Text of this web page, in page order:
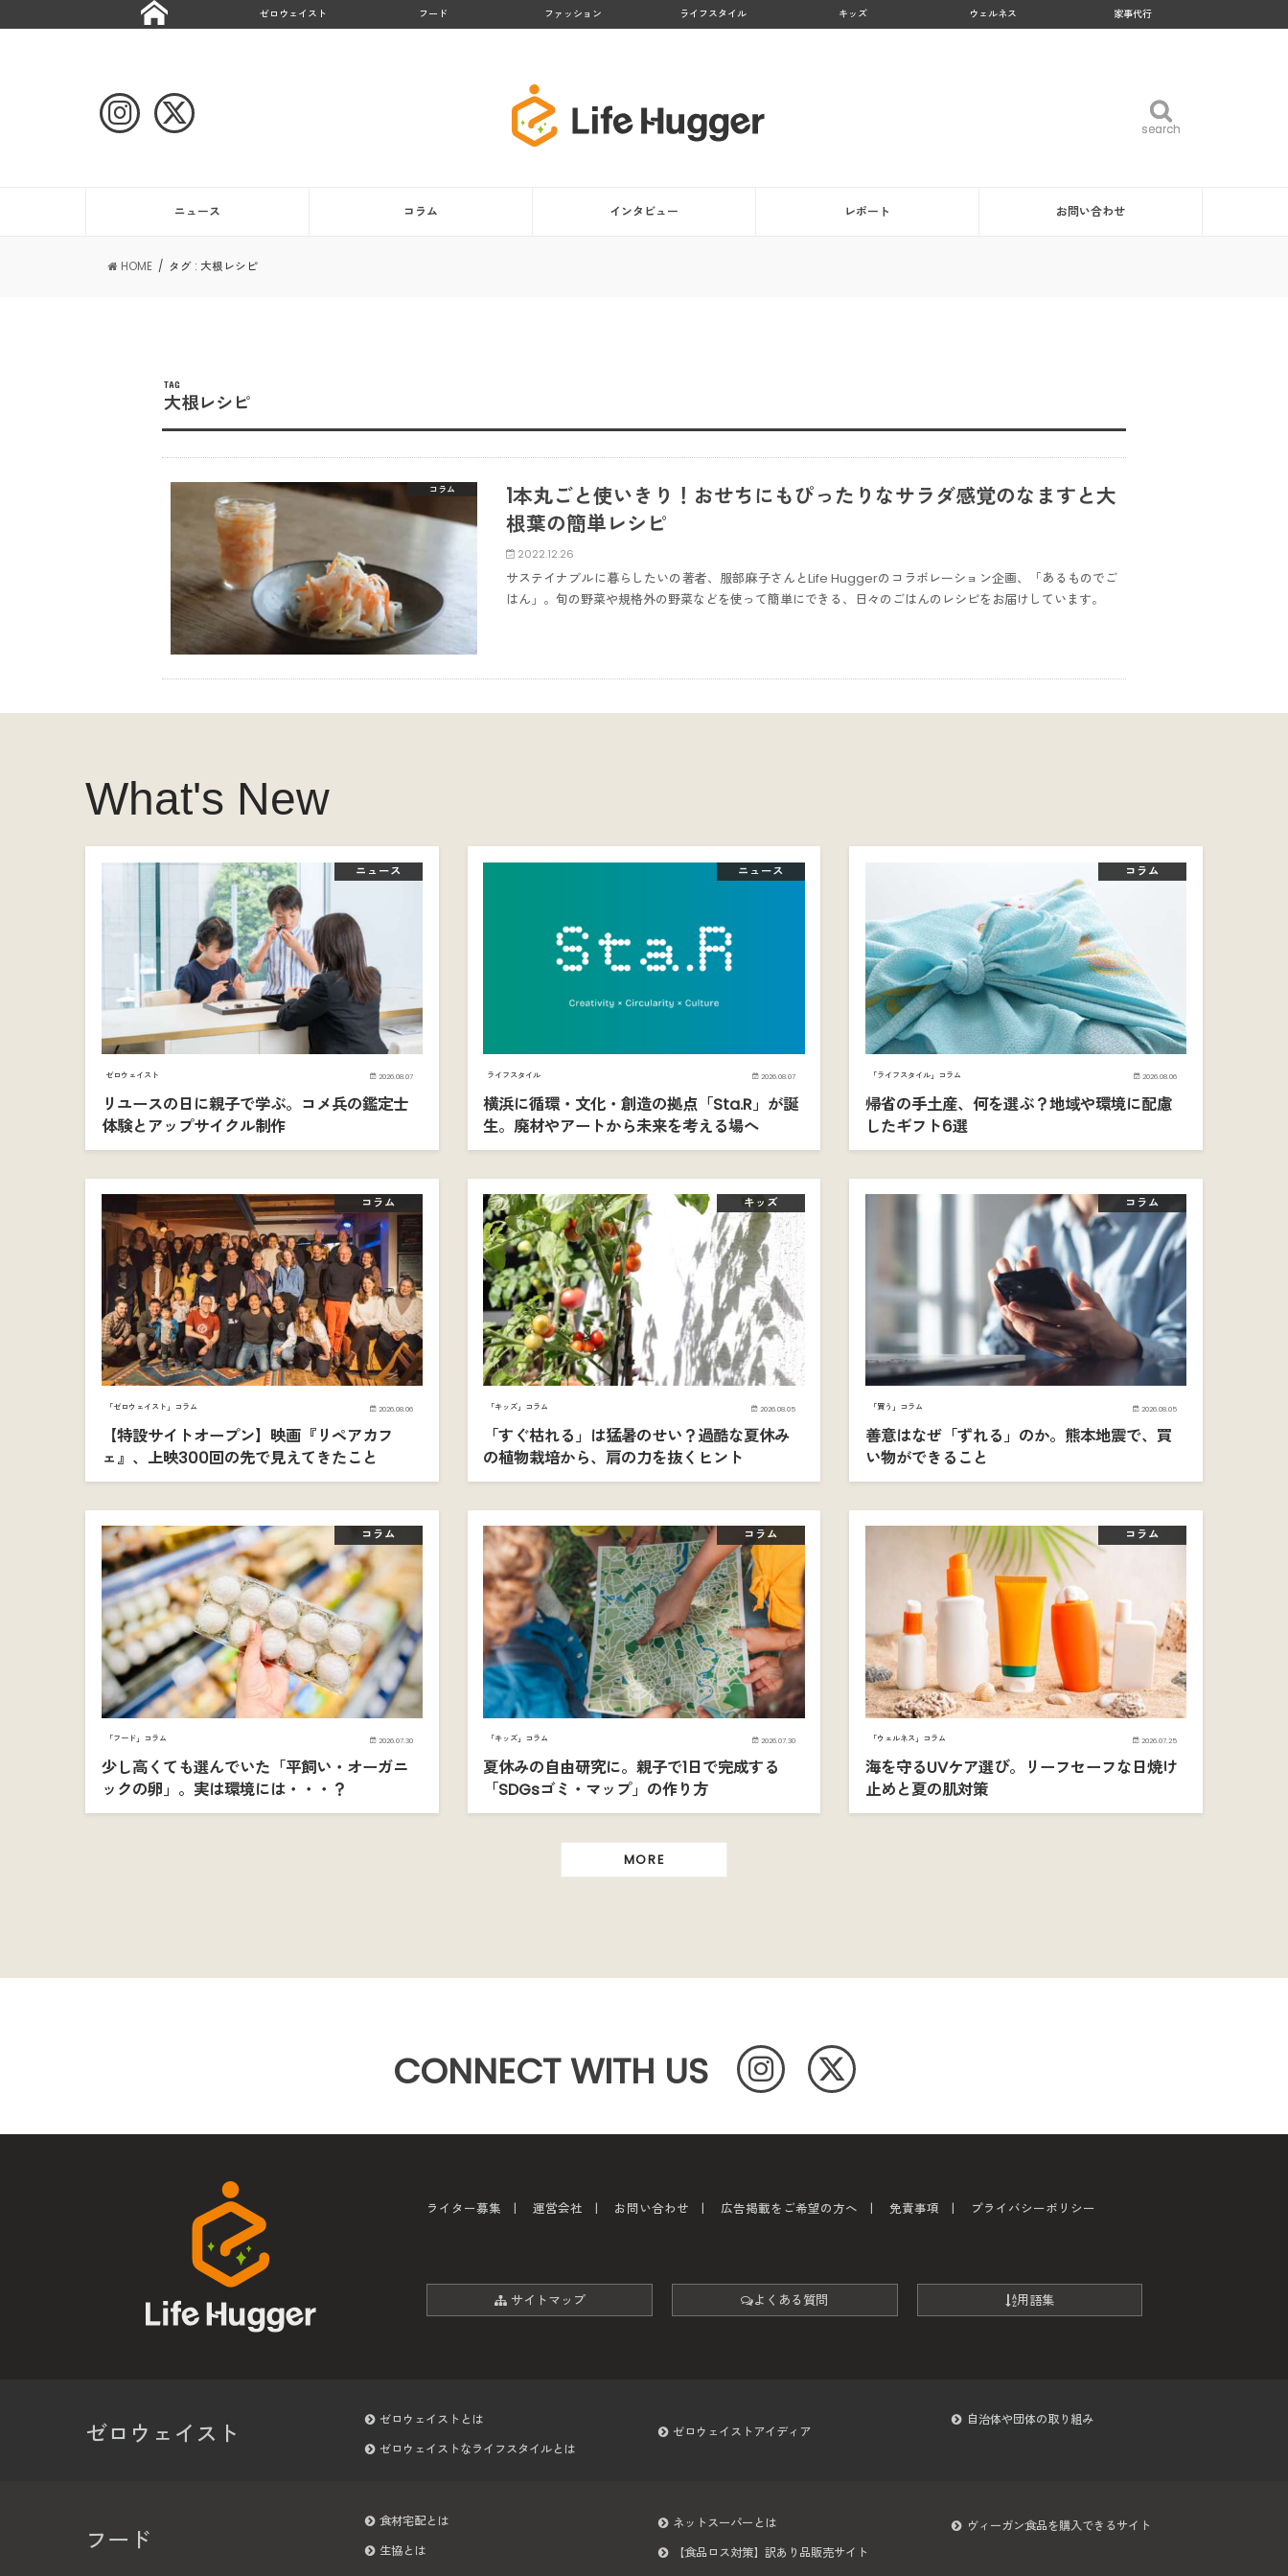
ゼロウェイスト フード ファッション ライフスタイル キッズ ウェルネス 家事代行
search
search
ニュース コラム インタビュー レポート お問い合わせ
HOME タグ : 大根レシピ
TAG
大根レシピ
コラム
1本丸ごと使いきり！おせちにもぴったりなサラダ感覚のなますと大
根葉の簡単レシピ
2022.12.26
サステイナブルに暮らしたいの著者、服部麻子さんとLife Huggerのコラボレーション企画、「あるものでご
はん」。旬の野菜や規格外の野菜などを使って簡単にできる、日々のごはんのレシピをお届けしています。
What's New
ニュース
ゼロウェイスト 2026.08.07
リユースの日に親子で学ぶ。コメ兵の鑑定士
体験とアップサイクル制作
ニュース
ライフスタイル 2026.08.07
横浜に循環・文化・創造の拠点「Sta.R」が誕
生。廃材やアートから未来を考える場へ
コラム
「ライフスタイル」コラム 2026.08.06
帰省の手土産、何を選ぶ？地域や環境に配慮
したギフト6選
コラム
「ゼロウェイスト」コラム 2026.08.06
【特設サイトオープン】映画『リペアカフ
ェ』、上映300回の先で見えてきたこと
キッズ
「キッズ」コラム 2026.08.05
「すぐ枯れる」は猛暑のせい？過酷な夏休み
の植物栽培から、肩の力を抜くヒント
コラム
「買う」コラム 2026.08.05
善意はなぜ「ずれる」のか。熊本地震で、買
い物ができること
コラム
「フード」コラム 2026.07.30
少し高くても選んでいた「平飼い・オーガニ
ックの卵」。実は環境には・・・？
コラム
「キッズ」コラム 2026.07.30
夏休みの自由研究に。親子で1日で完成する
「SDGsゴミ・マップ」の作り方
コラム
「ウェルネス」コラム 2026.07.25
海を守るUVケア選び。リーフセーフな日焼け
止めと夏の肌対策
MORE
CONNECT WITH US
ライター募集 運営会社 お問い合わせ 広告掲載をご希望の方へ 免責事項 プライバシーポリシー
サイトマップ よくある質問 用語集
ゼロウェイスト
ゼロウェイストとは
ゼロウェイストなライフスタイルとは
ゼロウェイストアイディア
自治体や団体の取り組み
フード
食材宅配とは
生協とは
ネットスーパーとは
【食品ロス対策】訳あり品販売サイト
ヴィーガン食品を購入できるサイト